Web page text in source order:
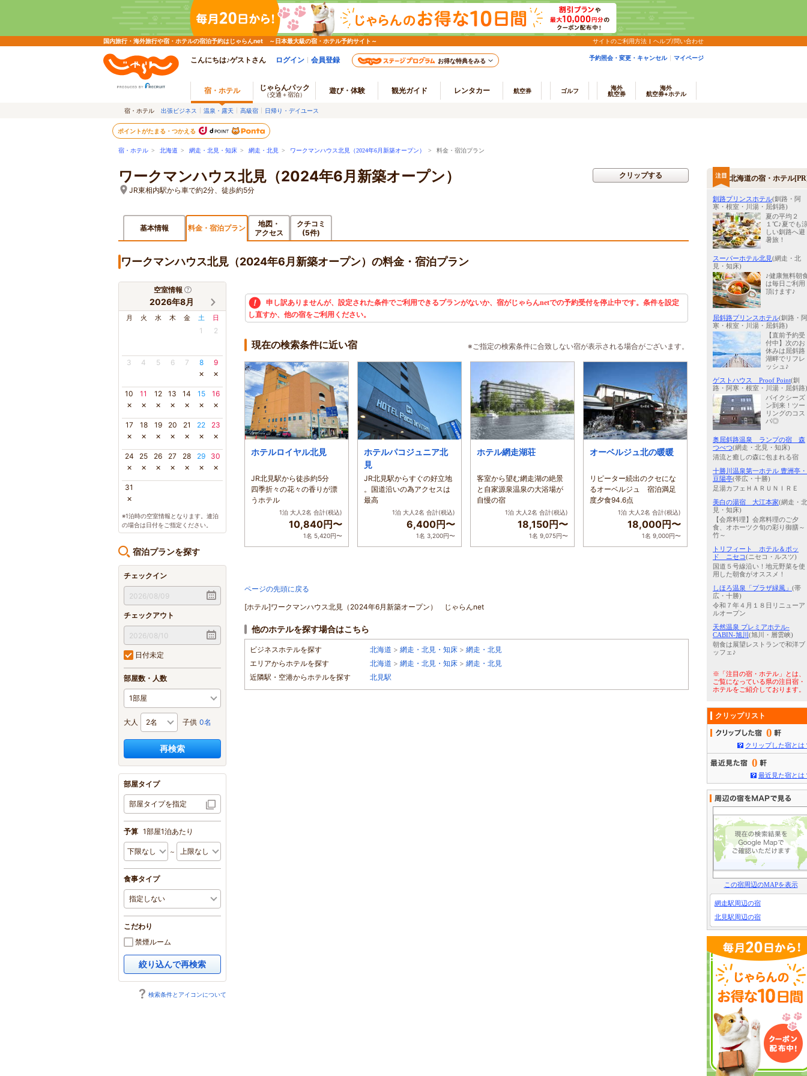
国内旅行・海外旅行や宿・ホテルの宿泊予約はじゃらんnet ～日本最大級の宿・ホテル予約サイト～ サイトのご利用方法 ヘルプ/問い合わせ
こんにちは♪ゲストさん ログイン 会員登録 お得な特典をみる 予約照会・変更・キャンセル マイページ
宿・ホテル じゃらんパック
（交通＋宿泊） 遊び・体験 観光ガイド レンタカー 航空券 ゴルフ
海外
航空券
海外
航空券+ホテル
宿・ホテル 出張ビジネス 温泉・露天 高級宿 日帰り・デイユース
ポイントがたまる・つかえる
宿・ホテル > 北海道 > 網走・北見・知床 > 網走・北見 > ワークマンハウス北見（2024年6月新築オープン） > 料金・宿泊プラン
ワークマンハウス北見（2024年6月新築オープン）
JR東相内駅から車で約2分、徒歩約5分
クリップする
基本情報 料金・宿泊プラン
地図・
アクセス
クチコミ
(5件)
ワークマンハウス北見（2024年6月新築オープン）の料金・宿泊プラン
空室情報
2026年8月
月 火 水 木 金 土 日
1 2
3 4 5 6 7 8
×
9
×
10
×
11
×
12
×
13
×
14
×
15
×
16
×
17
×
18
×
19
×
20
×
21
×
22
×
23
×
24
×
25
×
26
×
27
×
28
×
29
×
30
×
31
×
※1泊時の空室情報となります。連泊
の場合は日付をご指定ください。
宿泊プランを探す
チェックイン
チェックアウト
日付未定
部屋数・人数
大人 子供 0名
再検索
部屋タイプ
部屋タイプを指定
予算 1部屋1泊あたり
～
食事タイプ
こだわり
禁煙ルーム
絞り込んで再検索
検索条件とアイコンについて
申し訳ありませんが、設定された条件でご利用できるプランがないか、宿がじゃらんnetでの予約受付を停止中です。条件を設定
し直すか、他の宿をご利用ください。
現在の検索条件に近い宿 ※ご指定の検索条件に合致しない宿が表示される場合がございます。
ホテルロイヤル北見
JR北見駅から徒歩約5分
四季折々の花々の香りが漂
うホテル
1泊 大人2名 合計(税込)
10,840円〜
1名 5,420円〜
ホテルパコジュニア北
見
JR北見駅からすぐの好立地
。国道沿いの為アクセスは
最高
1泊 大人2名 合計(税込)
6,400円〜
1名 3,200円〜
ホテル網走湖荘
客室から望む網走湖の絶景
と自家源泉温泉の大浴場が
自慢の宿
1泊 大人2名 合計(税込)
18,150円〜
1名 9,075円〜
オーベルジュ北の暖暖
リピーター続出のクセにな
るオーベルジュ 宿泊満足
度夕食94.6点
1泊 大人2名 合計(税込)
18,000円〜
1名 9,000円〜
ページの先頭に戻る
[ホテル]ワークマンハウス北見（2024年6月新築オープン） じゃらんnet
他のホテルを探す場合はこちら
ビジネスホテルを探す 北海道 > 網走・北見・知床 > 網走・北見
エリアからホテルを探す
北海道 > 網走・北見・知床 > 網走・北見
近隣駅・空港からホテルを探す
北見駅
北海道の宿・ホテル
釧路プリンスホテル(釧路・阿
寒・根室・川湯・屈斜路)
夏の平均２
１℃♪夏でも
しい釧路へ避
暑旅！
スーパーホテル北見(網走・北
見・知床)
♪健康無料朝
は毎日ご利用
頂けます♪
屈斜路プリンスホテル(釧路・阿
寒・根室・川湯・屈斜路)
【直前予約受
付中】次のお
休みは屈斜路
湖畔でリフレ
ッシュ♪
ゲストハウス Proof Point(釧
路・阿寒・根室・川湯・屈斜路)
バイクシーズ
ン到来！ツー
リングのコス
パ◎
奥屈斜路温泉 ランプの宿 森
つべつ(網走・北見・知床)
清流と癒しの森に包まれる宿
十勝川温泉第一ホテル 豊洲亭・
豆陽亭(帯広・十勝)
足湯カフェＨＡＲＵＮＩＲＥ
美白の湯宿 大江本家(網走・北
見・知床)
【会席料理】会席料理のご夕
食、オホーツク旬の彩り御膳～
竹～
トリフィート ホテル＆ポッ
ド ニセコ(ニセコ・ルスツ)
国道５号線沿い！地元野菜を使
用した朝食がオススメ！
しほろ温泉「プラザ緑風」 (帯
広・十勝)
令和７年４月１８日リニューア
ルオープン
天然温泉 プレミアホテル-
CABIN-旭川 (旭川・層雲峡)
朝食は展望レストランで和洋ブ
ッフェ♪
※「注目の宿・ホテル」とは、
ご覧になっている県の注目宿・
ホテルをご紹介しております。
クリップリスト
0
クリップした宿とは
0
最近見た宿とは
この宿周辺のMAPを表示
網走駅周辺の宿
北見駅周辺の宿